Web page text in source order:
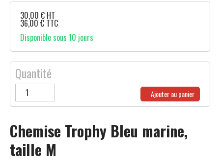
Chemise Trophy Bleu marine,
taille M
30,00 € HT
36,00 € TTC
Disponible sous 10 jours
Quantité
Ajouter au panier